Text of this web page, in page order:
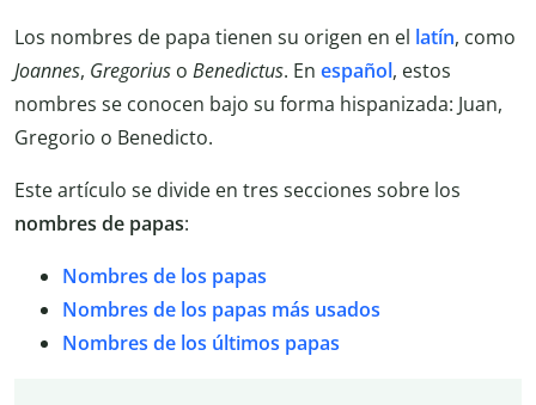
Los nombres de papa tienen su origen en el latín, como
Joannes, Gregorius o Benedictus. En español, estos
nombres se conocen bajo su forma hispanizada: Juan,
Gregorio o Benedicto.
Este artículo se divide en tres secciones sobre los
nombres de papas:
Nombres de los papas
Nombres de los papas más usados
Nombres de los últimos papas